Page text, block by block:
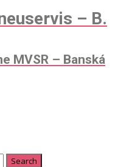
– B.
MVSR – Banská